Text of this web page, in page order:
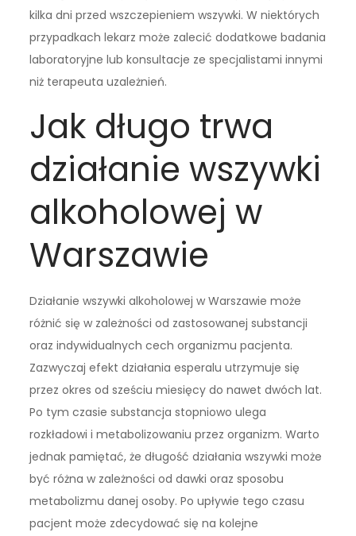
kilka dni przed wszczepieniem wszywki. W niektórych
przypadkach lekarz może zalecić dodatkowe badania
laboratoryjne lub konsultacje ze specjalistami innymi
niż terapeuta uzależnień.
Jak długo trwa
działanie wszywki
alkoholowej w
Warszawie
Działanie wszywki alkoholowej w Warszawie może
różnić się w zależności od zastosowanej substancji
oraz indywidualnych cech organizmu pacjenta.
Zazwyczaj efekt działania esperalu utrzymuje się
przez okres od sześciu miesięcy do nawet dwóch lat.
Po tym czasie substancja stopniowo ulega
rozkładowi i metabolizowaniu przez organizm. Warto
jednak pamiętać, że długość działania wszywki może
być różna w zależności od dawki oraz sposobu
metabolizmu danej osoby. Po upływie tego czasu
pacjent może zdecydować się na kolejne